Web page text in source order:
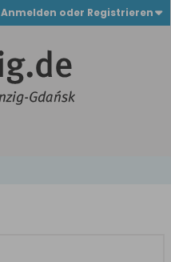
Anmelden oder Registrieren